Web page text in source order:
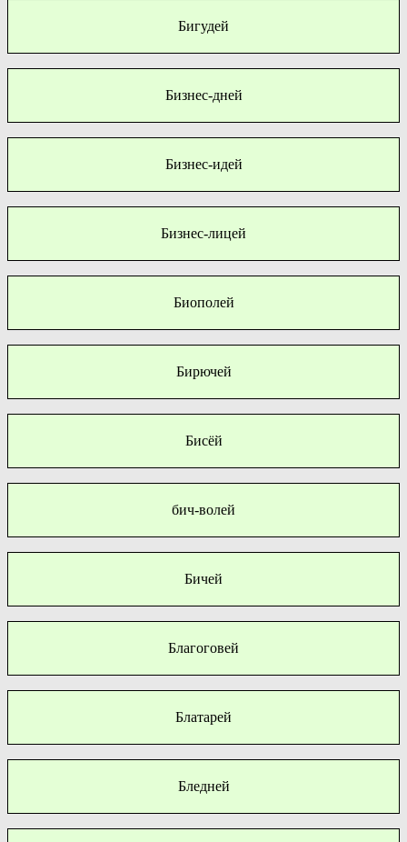
Бигудей
Бизнес-дней
Бизнес-идей
Бизнес-лицей
Биополей
Бирючей
Бисёй
бич-волей
Бичей
Благоговей
Блатарей
Бледней